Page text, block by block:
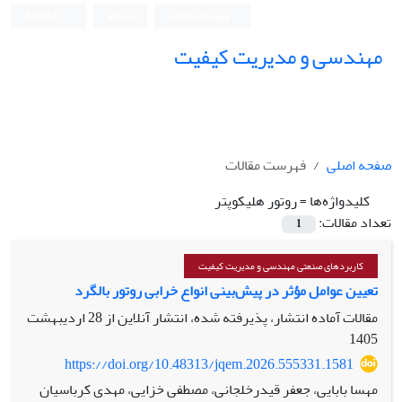
مهندسی و مدیریت کیفیت
صفحه اصلی
فهرست مقالات
کلیدواژه‌ها =روتور هلیکوپتر
تعداد مقالات:
1
کاربردهای صنعتی مهندسی و مدیریت کیفیت
تعیین عوامل مؤثر در پیش‌بینی انواع خرابی روتور بالگرد
مقالات آماده انتشار، پذیرفته شده، انتشار آنلاین از
28 اردیبهشت
1405
https://doi.org/10.48313/jqem.2026.555331.1581
مهسا بابایی، جعفر قیدرخلجانی، مصطفی خزایی، مهدی کرباسیان